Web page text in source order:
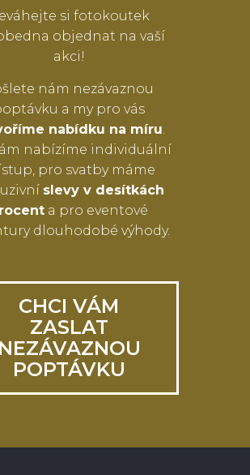
si fotokoutek
objednat na vaší
akci!
nám nezávaznou
a my pro vás
nabídku na míru
nabízíme individuální
pro svatby máme
slevy v desítkách
a pro eventové
dlouhodobé výhody.
CHCI VÁM
ZASLAT
NEZÁVAZNOU
POPTÁVKU